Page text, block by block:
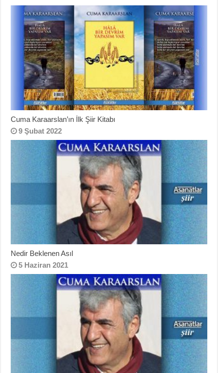
Cuma Karaarslan’ın İlk Şiir Kitabı
9 Şubat 2022
Nedir Beklenen Asıl
5 Haziran 2021